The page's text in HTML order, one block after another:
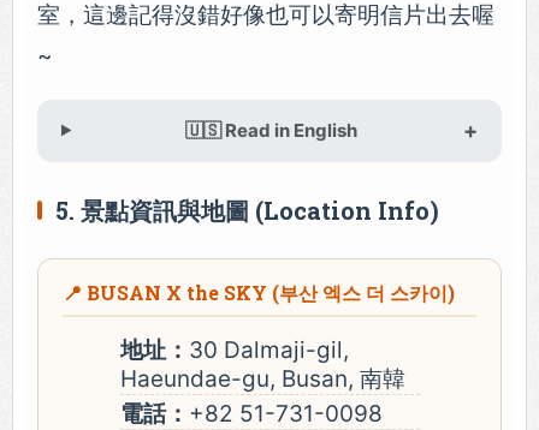
室，這邊記得沒錯好像也可以寄明信片出去喔
~
🇺🇸 Read in English
5. 景點資訊與地圖 (Location Info)
📍 BUSAN X the SKY (부산 엑스 더 스카이)
地址： 30 Dalmaji-gil,
Haeundae-gu, Busan, 南韓
電話： +82 51-731-0098